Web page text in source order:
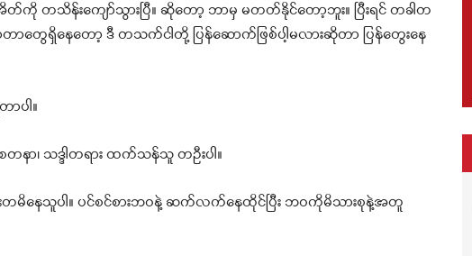
သိန်းကျော်သွားပြီ။ ဆိုတော့ ဘာမှ မတတ်နိုင်တော့ဘူး။ ပြီးရင် တခါတ
ရှိနေတော့ ဒီ တသက်ငါတို့ ပြန်ဆောက်ဖြစ်ပါ့မလားဆိုတာ ပြန်တွေးနေ
ပါ။
၊ သဒ္ဒါတရား ထက်သန်သူ တဦးပါ။
မိနေသူပါ။ ပင်စင်စားဘဝနဲ့ ဆက်လက်နေထိုင်ပြီး ဘဝကိုမိသားစုနဲ့အတူ